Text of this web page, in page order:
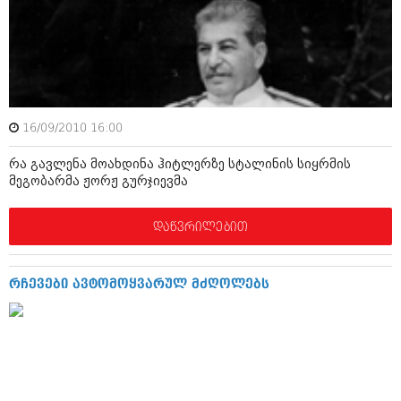
დეკემბერი 2015 (207)
ოქტომბერი 2015 (204)
სექტემბერი 2015 (215)
აგვისტო 2015 (286)
აპრილი 2015 (208)
მარტი 2015 (365)
თებერვალი 2015 (286)
იანვარი 2015 (247)
დეკემბერი 2014 (342)
ოქტომბერი 2014 (292)
16/09/2010 16:00
რა გავლენა მოახდინა ჰიტლერზე სტალინის სიყრმის
მეგობარმა ჟორჟ გურჯიევმა
დაწვრილებით
რჩევები ავტომოყვარულ მძღოლებს